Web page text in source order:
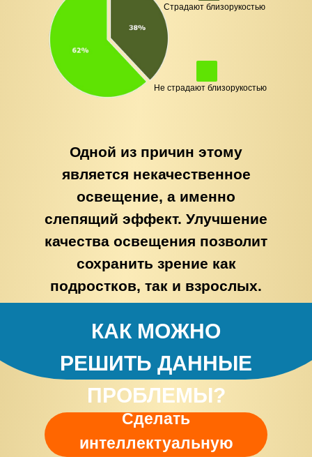
Страдают близорукостью
Не страдают близорукостью
Одной из причин этому
является некачественное
освещение, а именно
слепящий эффект. Улучшение
качества освещения позволит
сохранить зрение как
подростков, так и взрослых.
КАК МОЖНО
РЕШИТЬ ДАННЫЕ
ПРОБЛЕМЫ?
Сделать
интеллектуальную